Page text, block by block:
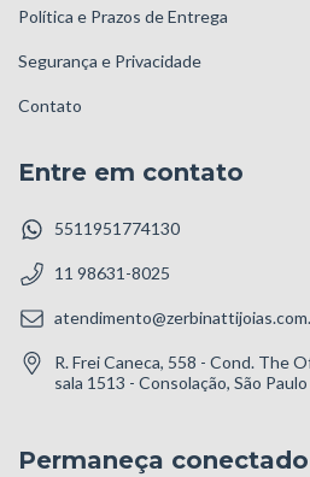
Política e Prazos de Entrega
Segurança e Privacidade
Contato
Entre em contato
5511951774130
11 98631-8025
R. Frei Caneca, 558 - Cond. The
sala 1513 - Consolação, São Paulo
Permaneça conectado